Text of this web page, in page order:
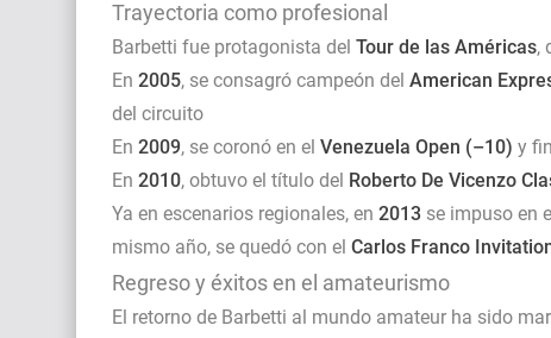
Trayectoria como profesional
Barbetti fue protagonista del Tour de las Américas,
En 2005, se consagró campeón del American
del circuito
En 2009, se coronó en el Venezuela Open (–10) y
En 2010, obtuvo el título del Roberto De Vicenzo
Ya en escenarios regionales, en 2013 se impuso en
mismo año, se quedó con el Carlos Franco
Regreso y éxitos en el amateurismo
El retorno de Barbetti al mundo amateur ha sido